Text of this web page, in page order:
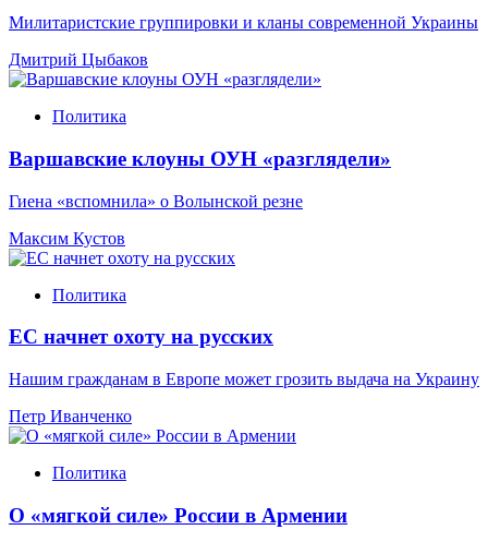
Милитаристские группировки и кланы современной Украины
Дмитрий Цыбаков
Политика
Варшавские клоуны ОУН «разглядели»
Гиена «вспомнила» о Волынской резне
Максим Кустов
Политика
ЕС начнет охоту на русских
Нашим гражданам в Европе может грозить выдача на Украину
Петр Иванченко
Политика
О «мягкой силе» России в Армении